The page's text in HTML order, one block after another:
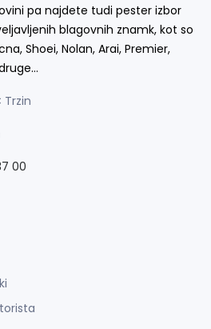
pa najdete tudi pester izbor
blagovnih znamk, kot so
Shoei, Nolan, Arai, Premier,
Trzin
00